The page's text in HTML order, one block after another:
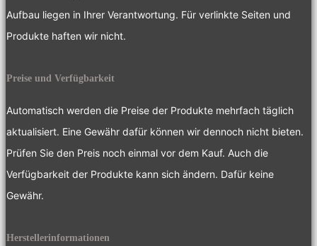
Aufbau liegen in Ihrer Verantwortung. Für verlinkte Seiten und
Produkte haften wir nicht.
Preise und Verfügbarkeit
Automatisch werden die Preise der Produkte mehrfach täglich
aktualisiert. Eine Gewähr dafür können wir dennoch nicht bieten.
Prüfen Sie den Preis noch einmal vor dem Kauf. Auch die
Verfügbarkeit der Produkte kann sich ändern. Dafür keine
Gewähr.
Herstellerinformationen